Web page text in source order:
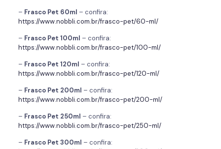
– Frasco Pet 60ml – confira:
https://www.nobbli.com.br/frasco-pet/60-ml/
– Frasco Pet 100ml – confira:
https://www.nobbli.com.br/frasco-pet/100-ml/
– Frasco Pet 120ml – confira:
https://www.nobbli.com.br/frasco-pet/120-ml/
– Frasco Pet 200ml – confira:
https://www.nobbli.com.br/frasco-pet/200-ml/
– Frasco Pet 250ml – confira:
https://www.nobbli.com.br/frasco-pet/250-ml/
– Frasco Pet 300ml – confira: